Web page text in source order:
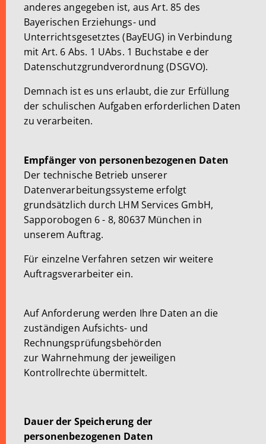
anderes angegeben ist, aus Art. 85 des
Bayerischen Erziehungs- und
Unterrichtsgesetztes (BayEUG) in Verbindung
mit Art. 6 Abs. 1 UAbs. 1 Buchstabe e der
Datenschutzgrundverordnung (DSGVO).
Demnach ist es uns erlaubt, die zur Erfüllung
der schulischen Aufgaben erforderlichen Daten
zu verarbeiten.
Empfänger von personenbezogenen Daten
Der technische Betrieb unserer
Datenverarbeitungssysteme erfolgt
grundsätzlich durch LHM Services GmbH,
Sapporobogen 6 - 8, 80637 München in
unserem Auftrag.
Für einzelne Verfahren setzen wir weitere
Auftragsverarbeiter ein.
Auf Anforderung werden Ihre Daten an die
zuständigen Aufsichts- und
Rechnungsprüfungsbehörden
zur Wahrnehmung der jeweiligen
Kontrollrechte übermittelt.
Dauer der Speicherung der
personenbezogenen Daten